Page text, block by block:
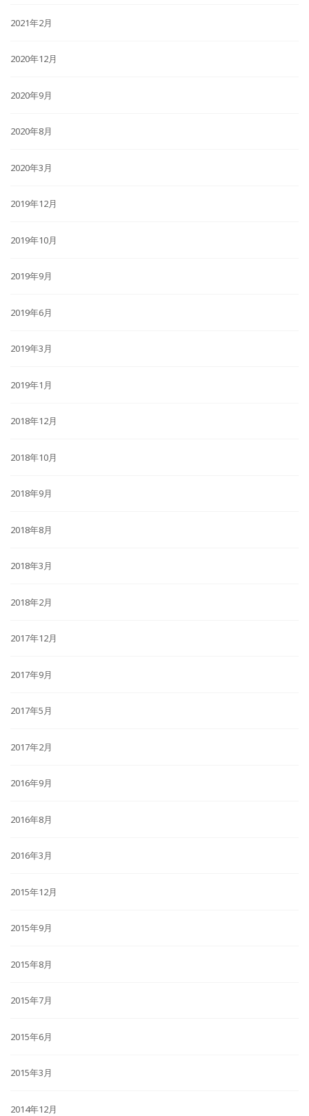
2021年2月
2020年12月
2020年9月
2020年8月
2020年3月
2019年12月
2019年10月
2019年9月
2019年6月
2019年3月
2019年1月
2018年12月
2018年10月
2018年9月
2018年8月
2018年3月
2018年2月
2017年12月
2017年9月
2017年5月
2017年2月
2016年9月
2016年8月
2016年3月
2015年12月
2015年9月
2015年8月
2015年7月
2015年6月
2015年3月
2014年12月